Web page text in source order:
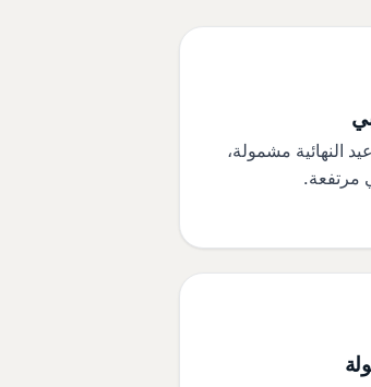
النهائية مشمولة،
مرتفعة.